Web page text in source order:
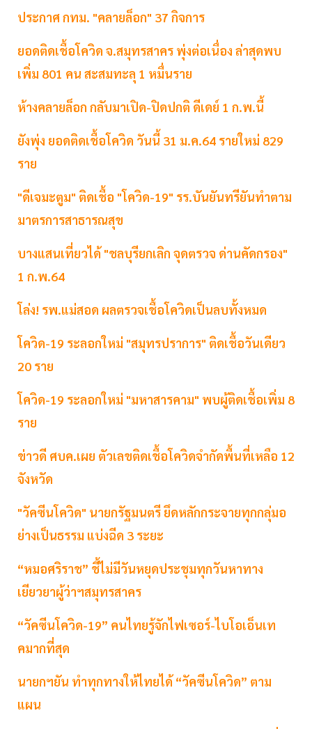
ประกาศ กทม. "คลายล็อก" 37 กิจการ
ยอดติดเชื้อโควิด จ.สมุทรสาคร พุ่งต่อเนื่อง ล่าสุดพบ
เพิ่ม 801 คน สะสมทะลุ 1 หมื่นราย
ห้างคลายล็อก กลับมาเปิด-ปิดปกติ ดีเดย์ 1 ก.พ.นี้
ยังพุ่ง ยอดติดเชื้อโควิด วันนี้ 31 ม.ค.64 รายใหม่ 829
ราย
"ดีเจมะตูม" ติดเชื้อ "โควิด-19" รร.บันยันทรียันทำตาม
มาตรการสาธารณสุข
บางแสนเที่ยวได้ "ชลบุรียกเลิก จุดตรวจ ด่านคัดกรอง"
1 ก.พ.64
โล่ง! รพ.แม่สอด ผลตรวจเชื้อโควิดเป็นลบทั้งหมด
โควิด-19 ระลอกใหม่ "สมุทรปราการ" ติดเชื้อวันเดียว
20 ราย
โควิด-19 ระลอกใหม่ "มหาสารคาม" พบผู้ติดเชื้อเพิ่ม 8
ราย
ข่าวดี ศบค.เผย ตัวเลขติดเชื้อโควิดจำกัดพื้นที่เหลือ 12
จังหวัด
"วัคซีนโควิด" นายกรัฐมนตรี ยึดหลักกระจายทุกกลุ่มอ
ย่างเป็นธรรม แบ่งฉีด 3 ระยะ
“หมอศริราช” ชี้ไม่มีวันหยุดประชุมทุกวันหาทาง
เยียวยาผู้ว่าฯสมุทรสาคร
“วัคซีนโควิด-19” คนไทยรู้จักไฟเซอร์-ไบโอเอ็นเท
คมากที่สุด
นายกฯยัน ทำทุกทางให้ไทยได้ “วัคซีนโควิด” ตาม
แผน